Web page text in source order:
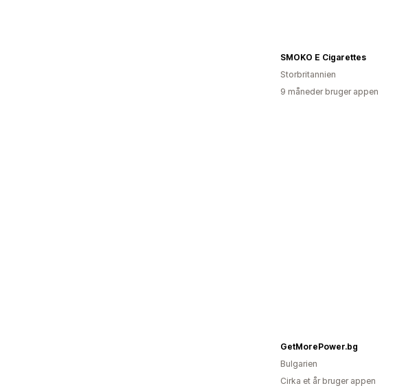
SMOKO E Cigarettes
Storbritannien
9 måneder bruger appen
GetMorePower.bg
Bulgarien
Cirka et år bruger appen